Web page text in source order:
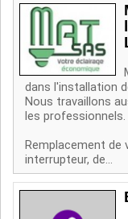
dans l'installation
Nous travaillons
les professionnels.
Remplacement de
interrupteur, de...